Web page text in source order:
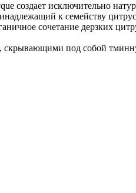
исключительно
к семейству
сочетание дерзких
под собой